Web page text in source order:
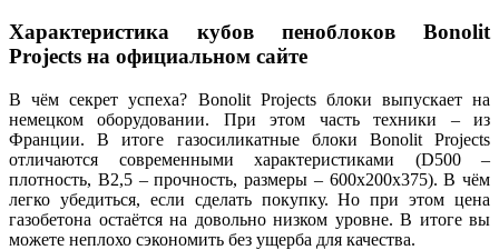
Характеристика кубов пеноблоков Bonolit
Projects на официальном сайте
В чём секрет успеха? Bonolit Projects блоки выпускает на
немецком оборудовании. При этом часть техники – из
Франции. В итоге газосиликатные блоки Bonolit Projects
отличаются современными характеристиками (D500 –
плотность, В2,5 – прочность, размеры – 600х200х375). В чём
легко убедиться, если сделать покупку. Но при этом цена
газобетона остаётся на довольно низком уровне. В итоге вы
можете неплохо сэкономить без ущерба для качества.